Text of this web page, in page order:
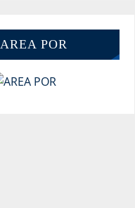
AREA POR